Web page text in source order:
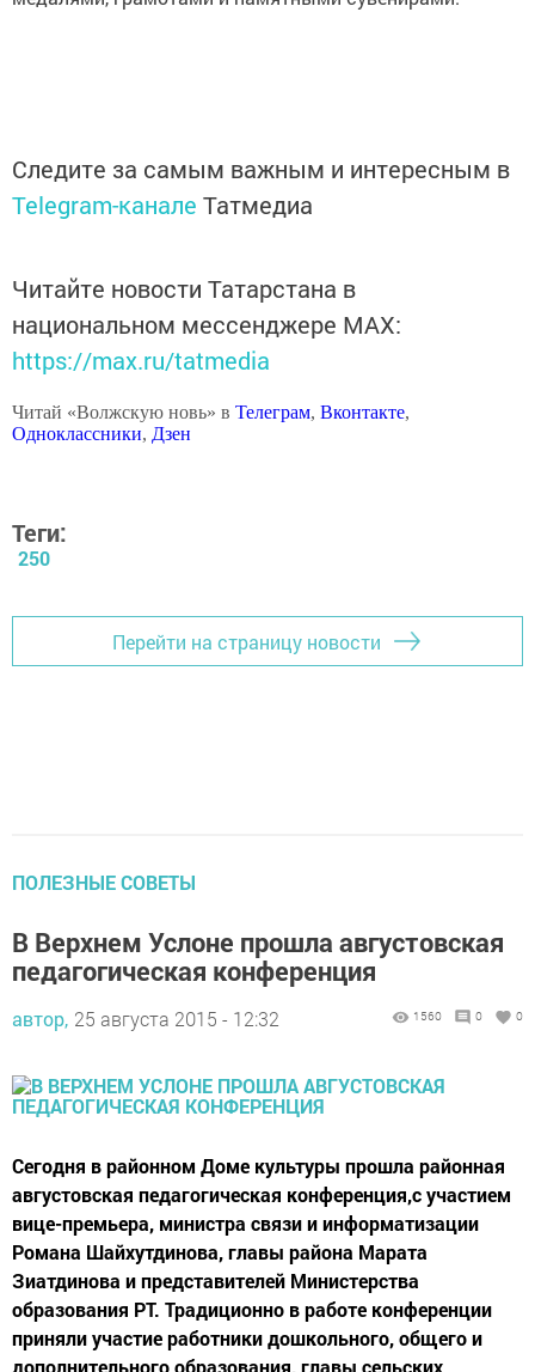
Следите за самым важным и интересным в
Telegram-канале Татмедиа
Читайте новости Татарстана в
национальном мессенджере MАХ:
https://max.ru/tatmedia
Читай «Волжскую новь» в Телеграм, Вконтакте,
Одноклассники, Дзен
Теги:
250
Перейти на страницу новости
ПОЛЕЗНЫЕ СОВЕТЫ
В Верхнем Услоне прошла августовская
педагогическая конференция
автор, 25 августа 2015 - 12:32 1560 0 0
Сегодня в районном Доме культуры прошла районная
августовская педагогическая конференция,с участием
вице-премьера, министра связи и информатизации
Романа Шайхутдинова, главы района Марата
Зиатдинова и представителей Министерства
образования РТ. Традиционно в работе конференции
приняли участие работники дошкольного, общего и
дополнительного образования, главы сельских